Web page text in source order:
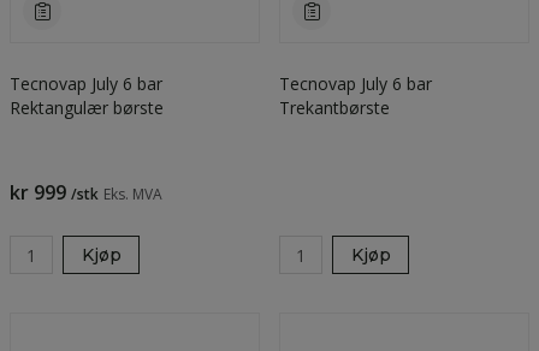
Tecnovap July 6 bar
Rektangulær børste
kr 999 /stk Eks. MVA
Kjøp
Tecnovap July 6 bar
Trekantbørste
Kjøp